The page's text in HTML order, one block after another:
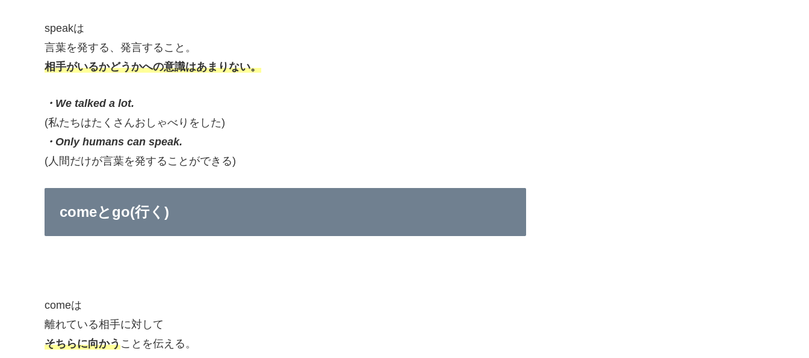
speakは
言葉を発する、発言すること。
相手がいるかどうかへの意識はあまりない。
・We talked a lot.
(私たちはたくさんおしゃべりをした)
・Only humans can speak.
(人間だけが言葉を発することができる)
comeとgo(行く)
comeは
離れている相手に対して
そちらに向かうことを伝える。